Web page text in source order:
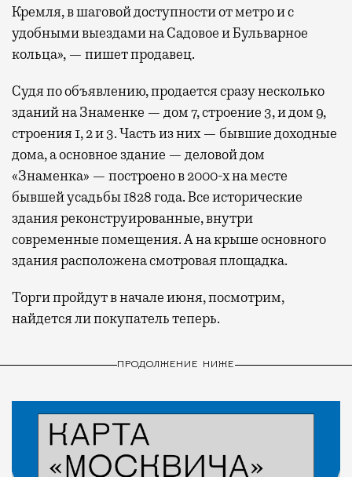
Кремля, в шаговой доступности от метро и с
удобными выездами на Садовое и Бульварное
кольца», — пишет продавец.
Судя по объявлению, продается сразу несколько
зданий на Знаменке — дом 7, строение 3, и дом 9,
строения 1, 2 и 3. Часть из них — бывшие доходные
дома, а основное здание — деловой дом
«Знаменка» — построено в 2000-х на месте
бывшей усадьбы 1828 года. Все исторические
здания реконструированные, внутри
современные помещения. А на крыше основного
здания расположена смотровая площадка.
Торги пройдут в начале июня, посмотрим,
найдется ли покупатель теперь.
ПРОДОЛЖЕНИЕ НИЖЕ